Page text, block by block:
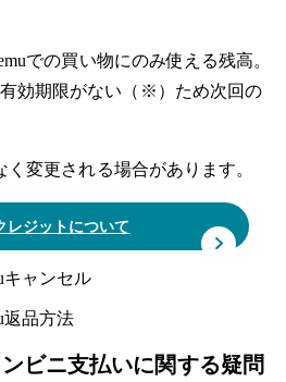
での買い物にのみ使える残高。
効期限がない（※）ため次回の
変更される場合があります。
レジットについて
キャンセル
返品方法
ンビニ支払いに関する疑問